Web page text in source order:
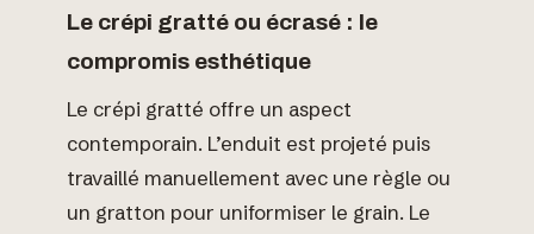
Le crépi gratté ou écrasé : le
compromis esthétique
Le crépi gratté offre un aspect
contemporain. L’enduit est projeté puis
travaillé manuellement avec une règle ou
un gratton pour uniformiser le grain. Le